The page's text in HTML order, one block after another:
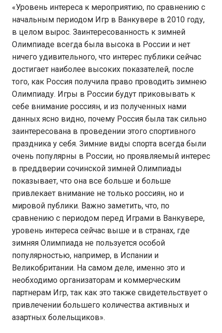
«Уровень интереса к мероприятию, по сравнению с
начальным периодом Игр в Ванкувере в 2010 году,
в целом вырос. Заинтересованность к зимней
Олимпиаде всегда была высока в России и нет
ничего удивительного, что интерес публики сейчас
достигает наиболее высоких показателей, после
того, как Россия получила право проводить зимнею
Олимпиаду. Игры в России будут приковывать к
себе внимание россиян, и из полученных нами
данных ясно видно, почему Россия была так сильно
заинтересована в проведении этого спортивного
праздника у себя. Зимние виды спорта всегда были
очень популярны в России, но проявляемый интерес
в преддверии сочинской зимней Олимпиады
показывает, что она все больше и больше
привлекает внимание не только россиян, но и
мировой публики. Важно заметить, что, по
сравнению с периодом перед Играми в Ванкувере,
уровень интереса сейчас выше и в странах, где
зимняя Олимпиада не пользуется особой
популярностью, например, в Испании и
Великобритании. На самом деле, именно это и
необходимо организаторам и коммерческим
партнерам Игр, так как это также свидетельствует о
привлечении большего количества активных и
азартных болельщиков».